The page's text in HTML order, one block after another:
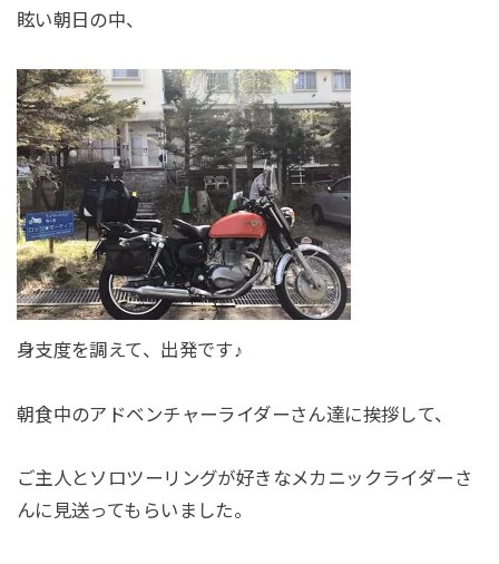
眩い朝日の中、
身支度を調えて、出発です♪
朝食中のアドベンチャーライダーさん達に挨拶して、
ご主人とソロツーリングが好きなメカニックライダーさ
んに見送ってもらいました。